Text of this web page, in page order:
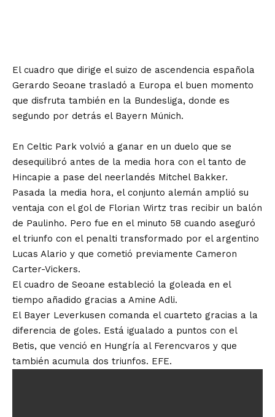
El cuadro que dirige el suizo de ascendencia española
Gerardo Seoane trasladó a Europa el buen momento
que disfruta también en la Bundesliga, donde es
segundo por detrás el Bayern Múnich.
En Celtic Park volvió a ganar en un duelo que se
desequilibró antes de la media hora con el tanto de
Hincapie a pase del neerlandés Mitchel Bakker.
Pasada la media hora, el conjunto alemán amplió su
ventaja con el gol de Florian Wirtz tras recibir un balón
de Paulinho. Pero fue en el minuto 58 cuando aseguró
el triunfo con el penalti transformado por el argentino
Lucas Alario y que cometió previamente Cameron
Carter-Vickers.
El cuadro de Seoane estableció la goleada en el
tiempo añadido gracias a Amine Adli.
El Bayer Leverkusen comanda el cuarteto gracias a la
diferencia de goles. Está igualado a puntos con el
Betis, que venció en Hungría al Ferencvaros y que
también acumula dos triunfos. EFE.